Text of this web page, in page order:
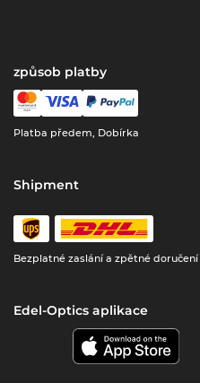
způsob platby
Platba předem, Dobírka
Shipment
Bezplatné zaslání a zpětné doručení
Edel-Optics aplikace